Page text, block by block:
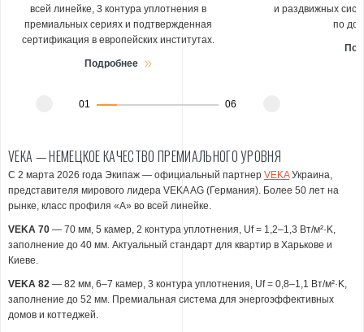
всей линейке, 3 контура уплотнения в
премиальных сериях и подтвержденная
сертификация в европейских институтах.
Подробнее
и раздвижных
по
01 06
VEKA — НЕМЕЦКОЕ КАЧЕСТВО ПРЕМИАЛЬНОГО УРОВНЯ
С 2 марта 2026 года Экипаж — официальный партнер VEKAУкраина,
представителя мирового лидера VEKA AG (Германия). Более 50 лет на
рынке, класс профиля «А» во всей линейке.
VEKA 70 — 70 мм, 5 камер, 2 контура уплотнения, Uf = 1,2–1,3 Вт/м²·K,
заполнение до 40 мм. Актуальный стандарт для квартир в Харькове и
Киеве.
VEKA 82 — 82 мм, 6–7 камер, 3 контура уплотнения, Uf = 0,8–1,1 Вт/м²·K,
заполнение до 52 мм. Премиальная система для энергоэффективных
домов и коттеджей.